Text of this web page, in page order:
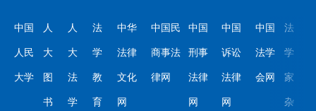
中国
人民
大学
人
大
图
书
人
大
法
学
法
学
教
育
中华
法律
文化
网
中国民
商事法
律网
中国
刑事
法律
网
中国
诉讼
法律
网
中国
法学
会网
法
学
家
杂